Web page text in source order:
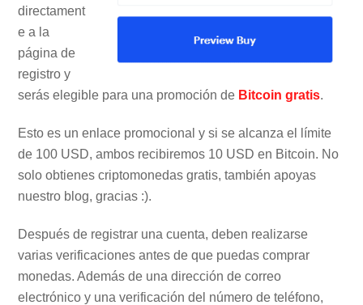
directament
e a la
página de
registro y
serás elegible para una promoción de Bitcoin gratis.
Esto es un enlace promocional y si se alcanza el límite
de 100 USD, ambos recibiremos 10 USD en Bitcoin. No
solo obtienes criptomonedas gratis, también apoyas
nuestro blog, gracias :).
Después de registrar una cuenta, deben realizarse
varias verificaciones antes de que puedas comprar
monedas. Además de una dirección de correo
electrónico y una verificación del número de teléfono,